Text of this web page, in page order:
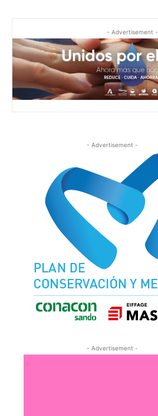
- Advertisement -
- Advertisement -
- Advertisement -